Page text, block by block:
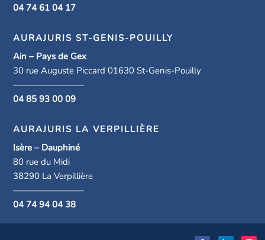
04 74 61 04 17
AURAJURIS ST-GENIS-POUILLY
Ain – Pays de Gex
30 rue Auguste Piccard 01630 St-Genis-Pouilly
————————
04 85 93 00 09
AURAJURIS LA VERPILLIÈRE
Isère – Dauphiné
80 rue du Midi
38290 La Verpillière
————————
04 74 94 04 38